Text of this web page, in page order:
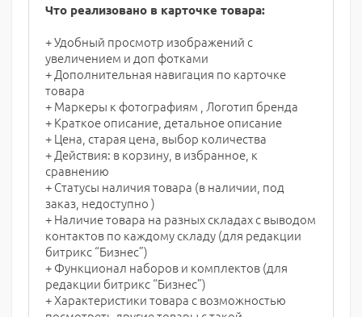
Что реализовано в карточке товара:
+ Удобный просмотр изображений с
увеличением и доп фотками
+ Дополнительная навигация по карточке
товара
+ Маркеры к фотографиям , Логотип бренда
+ Краткое описание, детальное описание
+ Цена, старая цена, выбор количества
+ Действия: в корзину, в избранное, к
сравнению
+ Статусы наличия товара (в наличии, под
заказ, недоступно )
+ Наличие товара на разных складах с выводом
контактов по каждому складу (для редакции
битрикс “Бизнес”)
+ Функционал наборов и комплектов (для
редакции битрикс “Бизнес”)
+ Характеристики товара с возможностью